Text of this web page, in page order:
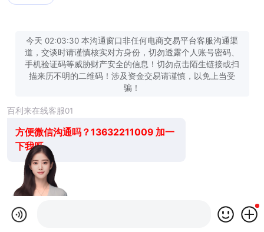
今天 02:03:30 本沟通窗口非任何电商交易平台客服沟通渠
道，交谈时请谨慎核实对方身份，切勿透露个人账号密码、
手机验证码等威胁财产安全的信息！切勿点击陌生链接或扫
描来历不明的二维码！涉及资金交易请谨慎，以免上当受
骗！
百利来在线客服01
方便微信沟通吗？13632211009 加一
下我呀